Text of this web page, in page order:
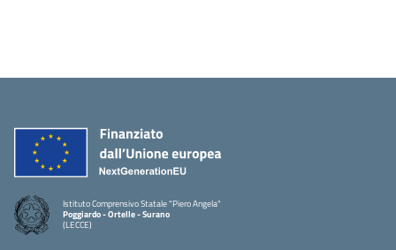
Istituto Comprensivo Statale "Piero Angela"
Poggiardo - Ortelle - Surano
(LECCE)